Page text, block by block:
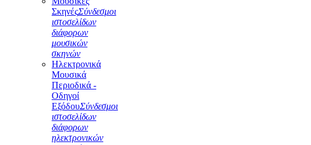
ΣκηνέςΣύνδεσμοι
ιστοσελίδων
διάφορων
μουσικών
σκηνών
Ηλεκτρονικά
Μουσικά
Περιοδικά -
Οδηγοί
ΕξόδουΣύνδεσμοι
ιστοσελίδων
διάφορων
ηλεκτρονικών